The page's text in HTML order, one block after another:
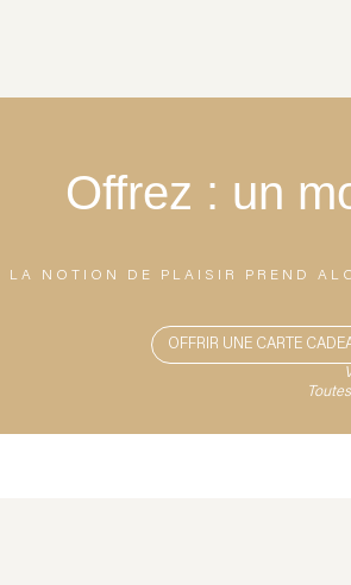
Offrez : un
LA NOTION DE PLAISIR PREND
OFFRIR UNE CARTE